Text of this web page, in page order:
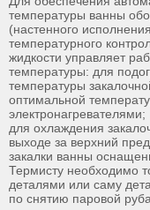
температуры ванны
(настенного
температурного
жидкости управляет
температуры: для
температуры
оптимальной
электронагревателями;
для охлаждения
выходе за верхний
закалки ванны
Термисту необходимо
деталями или саму
по снятию паровой